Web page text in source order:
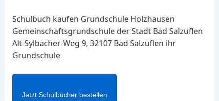
Schulbuch kaufen Grundschule Holzhausen
Gemeinschaftsgrundschule der Stadt Bad Salzuflen
Alt-Sylbacher-Weg 9, 32107 Bad Salzuflen ihr
Grundschule
Jetzt Schulbücher bestellen